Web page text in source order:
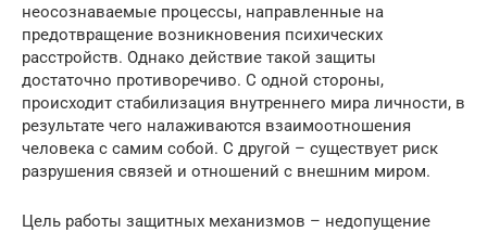
неосознаваемые процессы, направленные на
предотвращение возникновения психических
расстройств. Однако действие такой защиты
достаточно противоречиво. С одной стороны,
происходит стабилизация внутреннего мира личности, в
результате чего налаживаются взаимоотношения
человека с самим собой. С другой – существует риск
разрушения связей и отношений с внешним миром.
Цель работы защитных механизмов – недопущение